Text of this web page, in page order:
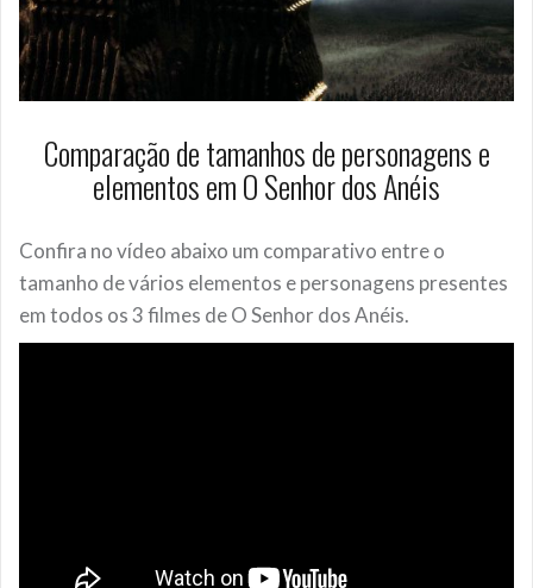
Comparação de tamanhos de personagens e
elementos em O Senhor dos Anéis
Confira no vídeo abaixo um comparativo entre o
tamanho de vários elementos e personagens presentes
em todos os 3 filmes de O Senhor dos Anéis.